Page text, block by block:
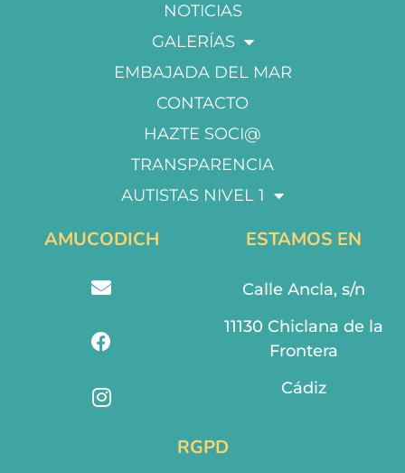
NOTICIAS
GALERÍAS
EMBAJADA DEL MAR
CONTACTO
HAZTE SOCI@
TRANSPARENCIA
AUTISTAS NIVEL 1
AMUCODICH ESTAMOS EN
Calle Ancla, s/n
11130 Chiclana de la
Frontera
Cádiz
RGPD